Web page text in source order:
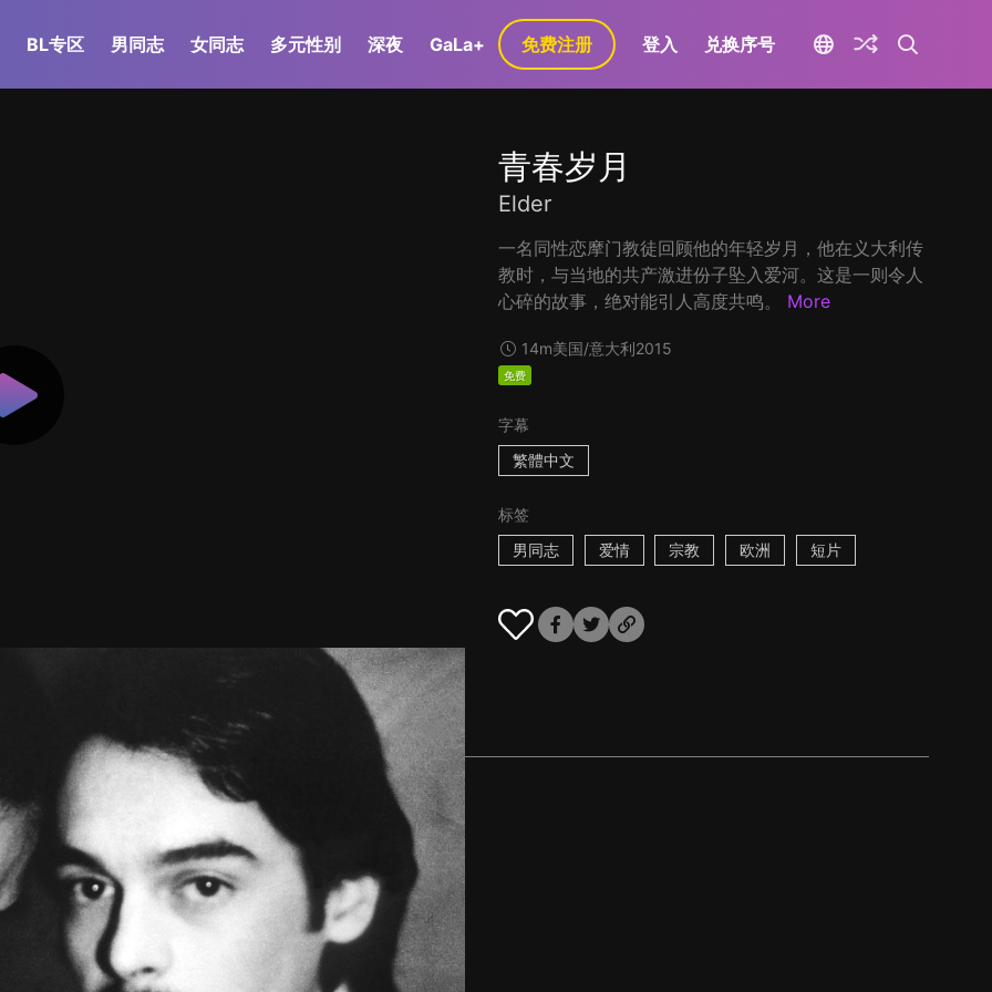
BL专区 男同志 女同志 多元性别 深夜 GaLa+ 免费注册 登入 兑换序号
青春岁月
Elder
一名同性恋摩门教徒回顾他的年轻岁月，他在义大利传
教时，与当地的共产激进份子坠入爱河。这是一则令人
心碎的故事，绝对能引人高度共鸣。
More
14m美国/意大利2015
免费
字幕
繁體中文
标签
男同志
爱情 宗教 欧洲 短片